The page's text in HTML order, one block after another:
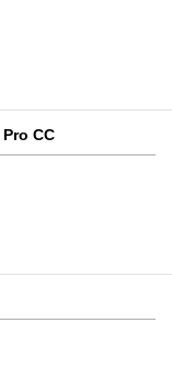
CC